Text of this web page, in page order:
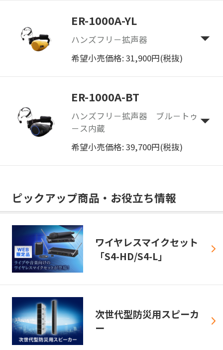
ER-1000A-YL
ハンズフリ－拡声器
希望小売価格: 31,900円(税抜)
ER-1000A-BT
ハンズフリ－拡声器 ブル－トゥ
－ス内蔵
希望小売価格: 39,700円(税抜)
ピックアップ商品・お役立ち情報
ワイヤレスマイクセット
「S4-HD/S4-L」
次世代型防災用スピーカ
ー